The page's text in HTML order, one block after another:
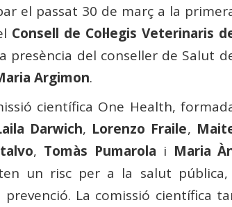
el passat 30 de març a la
Consell de Col·legis Veterinaris
presència del conseller de Salut
Argimon.
científica One Health,
Darwich, Lorenzo Fraile,
, Tomàs Pumarola i Maria
un risc per a la salut
La comissió científica